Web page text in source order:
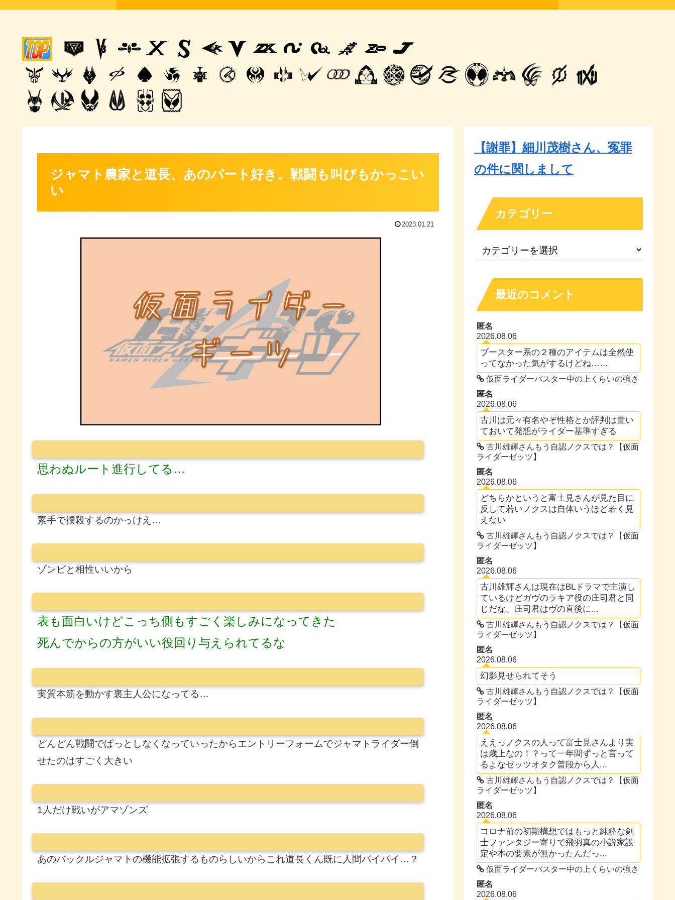
ジャマト農家と道長、あのパート好き。戦闘も叫びもかっこい
い
2023.01.21
思わぬルート進行してる…
素手で撲殺するのかっけえ…
ゾンビと相性いいから
表も面白いけどこっち側もすごく楽しみになってきた
死んでからの方がいい役回り与えられてるな
実質本筋を動かす裏主人公になってる…
どんどん戦闘でぱっとしなくなっていったからエントリーフォームでジャマトライダー倒
せたのはすごく大きい
1人だけ戦いがアマゾンズ
あのバックルジャマトの機能拡張するものらしいからこれ道長くん既に人間バイバイ…？
【謝罪】細川茂樹さん、冤罪
の件に関しまして
カテゴリー
最近のコメント
匿名
2026.08.06
ブースター系の２種のアイテムは全然使
ってなかった気がするけどね……
仮面ライダーバスター中の上くらいの強さ
匿名
2026.08.06
古川は元々有名やぞ性格とか評判は置い
ておいて発想がライダー基準すぎる
古川雄輝さんもう自認ノクスでは？【仮面
ライダーゼッツ】
匿名
2026.08.06
どちらかというと富士見さんが見た目に
反して若いノクスは自体いうほど若く見
えない
古川雄輝さんもう自認ノクスでは？【仮面
ライダーゼッツ】
匿名
2026.08.06
古川雄輝さんは現在はBLドラマで主演し
ているけどガヴのラキア役の庄司君と同
じだな。庄司君はヴの直後に...
古川雄輝さんもう自認ノクスでは？【仮面
ライダーゼッツ】
匿名
2026.08.06
幻影見せられてそう
古川雄輝さんもう自認ノクスでは？【仮面
ライダーゼッツ】
匿名
2026.08.06
ええっノクスの人って富士見さんより実
は歳上なの！？って一年間ずっと言って
るよなゼッツオタク普段から人...
古川雄輝さんもう自認ノクスでは？【仮面
ライダーゼッツ】
匿名
2026.08.06
コロナ前の初期構想ではもっと純粋な剣
士ファンタジー寄りで飛羽真の小説家設
定や本の要素が無かったんだっ...
仮面ライダーバスター中の上くらいの強さ
匿名
2026.08.06